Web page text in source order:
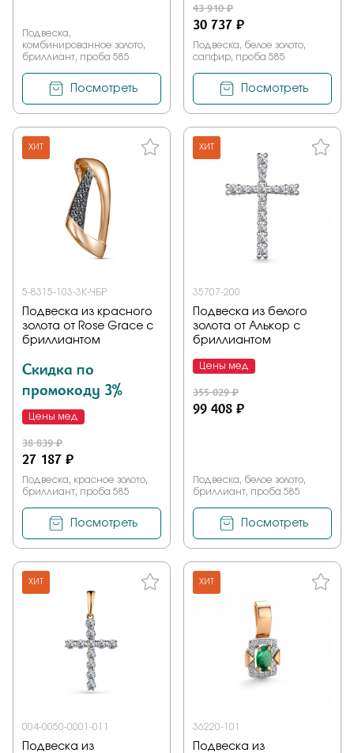
Подвеска,
комбинированное золото,
бриллиант, проба 585
Посмотреть
43 910 ₽
30 737 ₽
Подвеска, белое золото,
сапфир, проба 585
Посмотреть
ХИТ
5-8315-103-3К-ЧБР
Подвеска из красного
золота от Rose Grace с
бриллиантом
Скидка по
промокоду 3%
Цены мед
38 839 ₽
27 187 ₽
Подвеска, красное золото,
бриллиант, проба 585
Посмотреть
ХИТ
35707-200
Подвеска из белого
золота от Алькор с
бриллиантом
Цены мед
355 029 ₽
99 408 ₽
Подвеска, белое золото,
бриллиант, проба 585
Посмотреть
ХИТ
004-0050-0001-011
Подвеска из
ХИТ
36220-101
Подвеска из